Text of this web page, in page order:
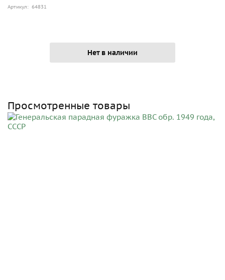
Артикул: 64831
Нет в наличии
Просмотренные товары